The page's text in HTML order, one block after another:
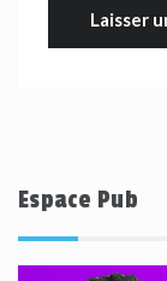
Espace Pub